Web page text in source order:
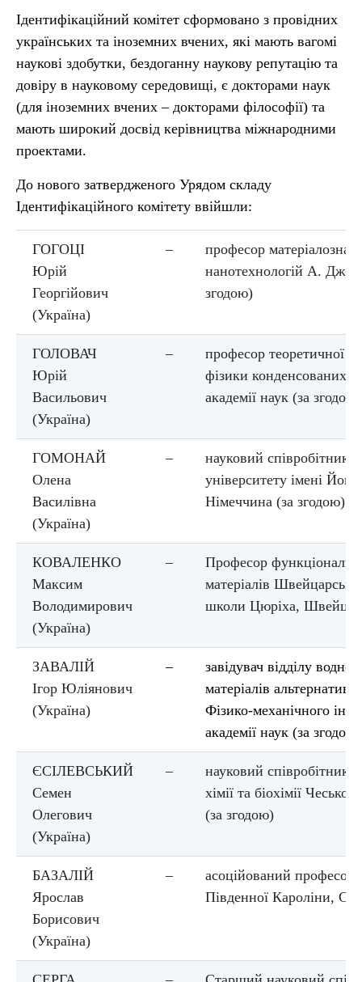
Ідентифікаційний комітет сформовано з провідних
українських та іноземних вчених, які мають вагомі
наукові здобутки, бездоганну наукову репутацію та
довіру в науковому середовищі, є докторами наук
(для іноземних вчених – докторами філософії) та
мають широкий досвід керівництва міжнародними
проектами.
До нового затвердженого Урядом складу
Ідентифікаційного комітету ввійшли:
ГОГОЦІ
Юрій
Георгійович
(Україна)
–
професор
нанотехнологій А. Дж.
згодою)
ГОЛОВАЧ
Юрій
Васильович
(Україна)
–
професор теоретичної
фізики конденсованих
академії наук (за згодою)
ГОМОНАЙ
Олена
Василівна
(Україна)
–
науковий співробітник
університету імені
Німеччина (за згодою)
КОВАЛЕНКО
Максим
Володимирович
(Україна)
–
Професор
матеріалів
школи Цюріха,
ЗАВАЛІЙ
Ігор Юліянович
(Україна)
–
завідувач відділу
матеріалів
Фізико-механічного
академії наук (за згодою)
ЄСІЛЕВСЬКИЙ
Семен
Олегович
(Україна)
–
науковий співробітник
хімії та біохімії
(за згодою)
БАЗАЛІЙ
Ярослав
Борисович
(Україна)
–
асоційований професор
Південної Кароліни,